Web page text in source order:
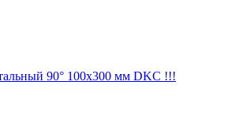
90° 100х300 мм DKC !!!